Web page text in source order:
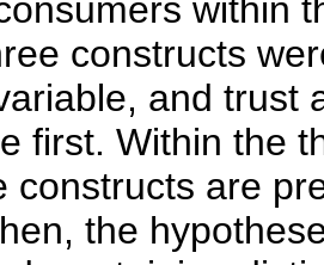
within
constructs
and trust
first. Within the
constructs are
the